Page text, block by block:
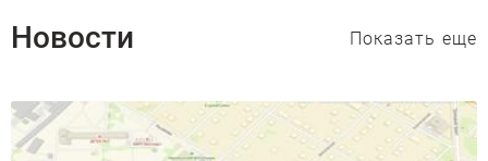
Новости Показать еще